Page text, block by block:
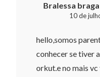
Bralessa
10 de
hello,somos
conhecer se tiver
orkut.e no mais